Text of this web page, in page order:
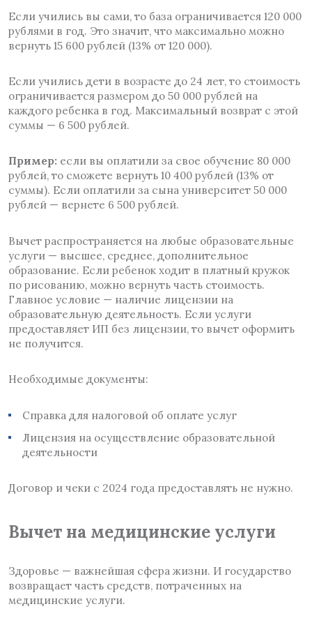
Если учились вы сами, то база ограничивается 120 000
рублями в год. Это значит, что максимально можно
вернуть 15 600 рублей (13% от 120 000).
Если учились дети в возрасте до 24 лет, то стоимость
ограничивается размером до 50 000 рублей на
каждого ребенка в год. Максимальный возврат с этой
суммы — 6 500 рублей.
Пример: если вы оплатили за свое обучение 80 000
рублей, то сможете вернуть 10 400 рублей (13% от
суммы). Если оплатили за сына университет 50 000
рублей — вернете 6 500 рублей.
Вычет распространяется на любые образовательные
услуги — высшее, среднее, дополнительное
образование. Если ребенок ходит в платный кружок
по рисованию, можно вернуть часть стоимость.
Главное условие — наличие лицензии на
образовательную деятельность. Если услуги
предоставляет ИП без лицензии, то вычет оформить
не получится.
Необходимые документы:
Справка для налоговой об оплате услуг
Лицензия на осуществление образовательной
деятельности
Договор и чеки с 2024 года предоставлять не нужно.
Вычет на медицинские услуги
Здоровье — важнейшая сфера жизни. И государство
возвращает часть средств, потраченных на
медицинские услуги.